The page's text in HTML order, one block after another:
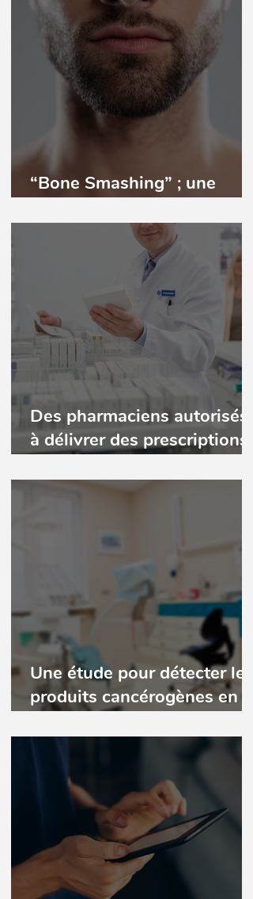
“Bone Smashing” ; une
Des pharmaciens autorisés
à délivrer des prescriptions
Une étude pour détecter les
produits cancérogènes en